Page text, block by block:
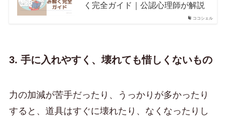
ココシェル
く完全ガイド｜公認心理師が解説
3. 手に入れやすく、壊れても惜しくないもの
力の加減が苦手だったり、うっかりが多かったり
すると、道具はすぐに壊れたり、なくなったりし